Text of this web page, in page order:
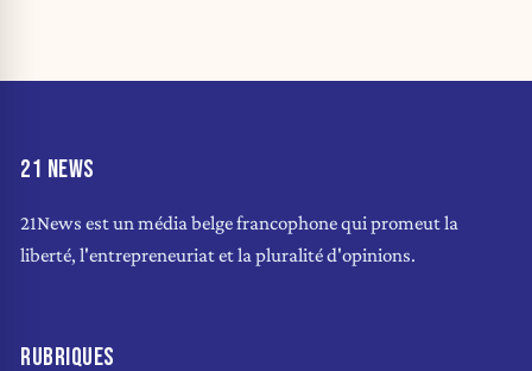
21 NEWS
21News est un média belge francophone qui promeut la
liberté, l'entrepreneuriat et la pluralité d'opinions.
RUBRIQUES